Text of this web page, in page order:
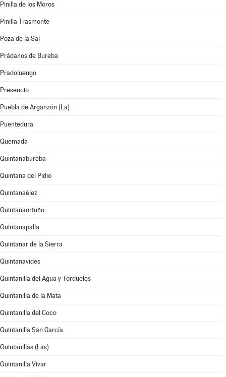
Pinilla de los Moros
Pinilla Trasmonte
Poza de la Sal
Prádanos de Bureba
Pradoluengo
Presencio
Puebla de Arganzón (La)
Puentedura
Quemada
Quintanabureba
Quintana del Pidio
Quintanaélez
Quintanaortuño
Quintanapalla
Quintanar de la Sierra
Quintanavides
Quintanilla del Agua y Tordueles
Quintanilla de la Mata
Quintanilla del Coco
Quintanilla San García
Quintanillas (Las)
Quintanilla Vivar